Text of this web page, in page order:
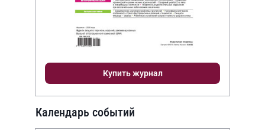
Купить журнал
Календарь событий